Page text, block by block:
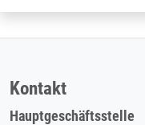
Kontakt
Hauptgeschäftsstelle